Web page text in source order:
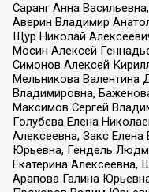
Саранг Анна
Аверин Владимир
Щур Николай
Мосин Алексей
Симонов Алексей
Мельникова Валентина
Владимировна,
Максимов Сергей
Голубева Елена
Алексеевна, Закс Елена
Юрьевна, Гендель
Екатерина Алексеевна,
Арапова Галина